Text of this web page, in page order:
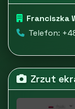
Franciszka
Telefon:
Zrzut